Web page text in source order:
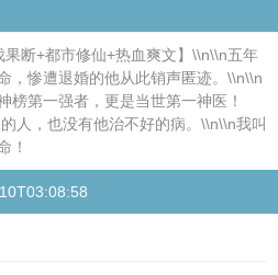
果断+都市修仙+热血爽文】\\n\\n五年
，惨遭退婚的他从此销声匿迹。\\n\\n
榜第一强者，更是当世第一神医！
人，也没有他治不好的病。\\n\\n我叫
！